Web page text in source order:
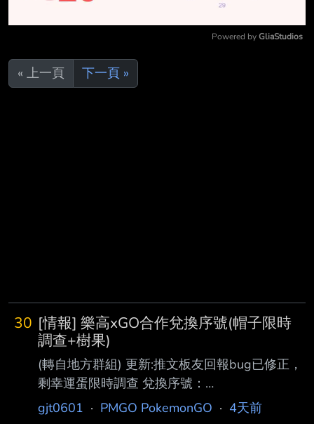
Powered by GliaStudios
« 上一頁 下一頁 »
30 [情報] 樂高xGO合作兌換序號(帽子限時
調查+樹果)
(轉自地方群組) 更新:推文板友回報bug已修正，
剩幸運蛋限時調查 兌換序號：
LEGOXPOKEMONGOXCAP 免輸入懶人連結：
gjt0601 · PMGO PokemonGO · 4天前